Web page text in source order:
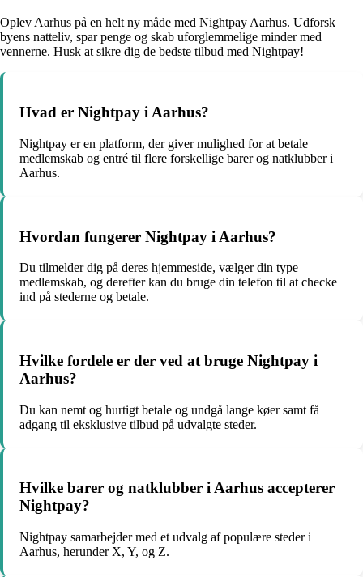
Oplev Aarhus på en helt ny måde med Nightpay Aarhus. Udforsk
byens natteliv, spar penge og skab uforglemmelige minder med
vennerne. Husk at sikre dig de bedste tilbud med Nightpay!
Hvad er Nightpay i Aarhus?
Nightpay er en platform, der giver mulighed for at betale
medlemskab og entré til flere forskellige barer og natklubber i
Aarhus.
Hvordan fungerer Nightpay i Aarhus?
Du tilmelder dig på deres hjemmeside, vælger din type
medlemskab, og derefter kan du bruge din telefon til at checke
ind på stederne og betale.
Hvilke fordele er der ved at bruge Nightpay i
Aarhus?
Du kan nemt og hurtigt betale og undgå lange køer samt få
adgang til eksklusive tilbud på udvalgte steder.
Hvilke barer og natklubber i Aarhus accepterer
Nightpay?
Nightpay samarbejder med et udvalg af populære steder i
Aarhus, herunder X, Y, og Z.